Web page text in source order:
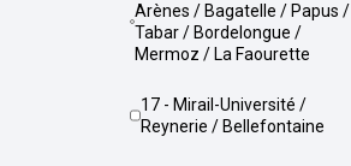
Arènes / Bagatelle / Papus /
Tabar / Bordelongue /
Mermoz / La Faourette
17 - Mirail-Université /
Reynerie / Bellefontaine